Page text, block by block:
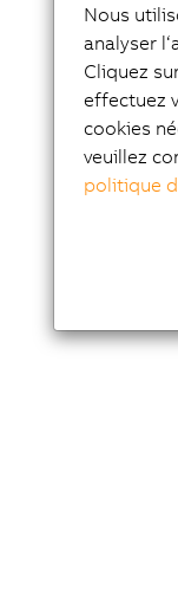
Nous
analyser
Cliquez
effectuez
cookies
veuillez
politique